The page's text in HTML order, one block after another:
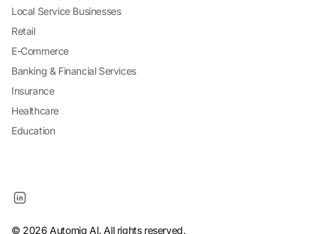
Local Service Businesses
Retail
E-Commerce
Banking & Financial Services
Insurance
Healthcare
Education
© 2026 Automiq AI. All rights reserved.